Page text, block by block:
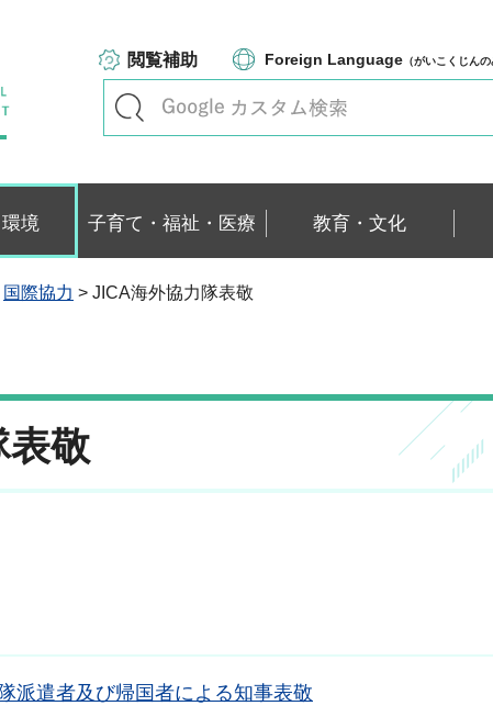
閲覧補助 Foreign Language （がいこくじんの
境 子育て・福祉・医療 教育・文化
国際協力 > JICA海外協力隊表敬
表敬
派遣者及び帰国者による知事表敬